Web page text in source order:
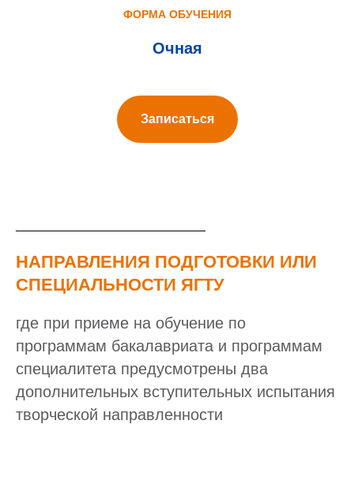
ФОРМА ОБУЧЕНИЯ
Очная
Записаться
НАПРАВЛЕНИЯ ПОДГОТОВКИ ИЛИ
СПЕЦИАЛЬНОСТИ ЯГТУ
где при приеме на обучение по
программам бакалавриата и программам
специалитета предусмотрены два
дополнительных вступительных испытания
творческой направленности